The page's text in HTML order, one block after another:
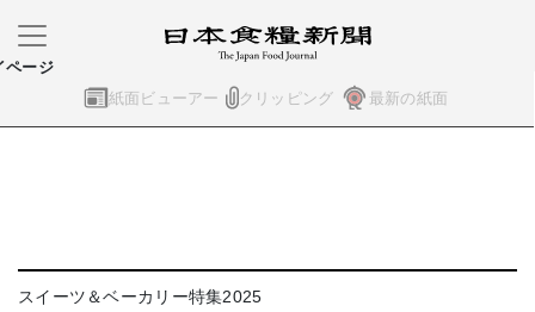
紙面ビューアー クリッピング 最新の紙面
ページ
スイーツ＆ベーカリー特集2025